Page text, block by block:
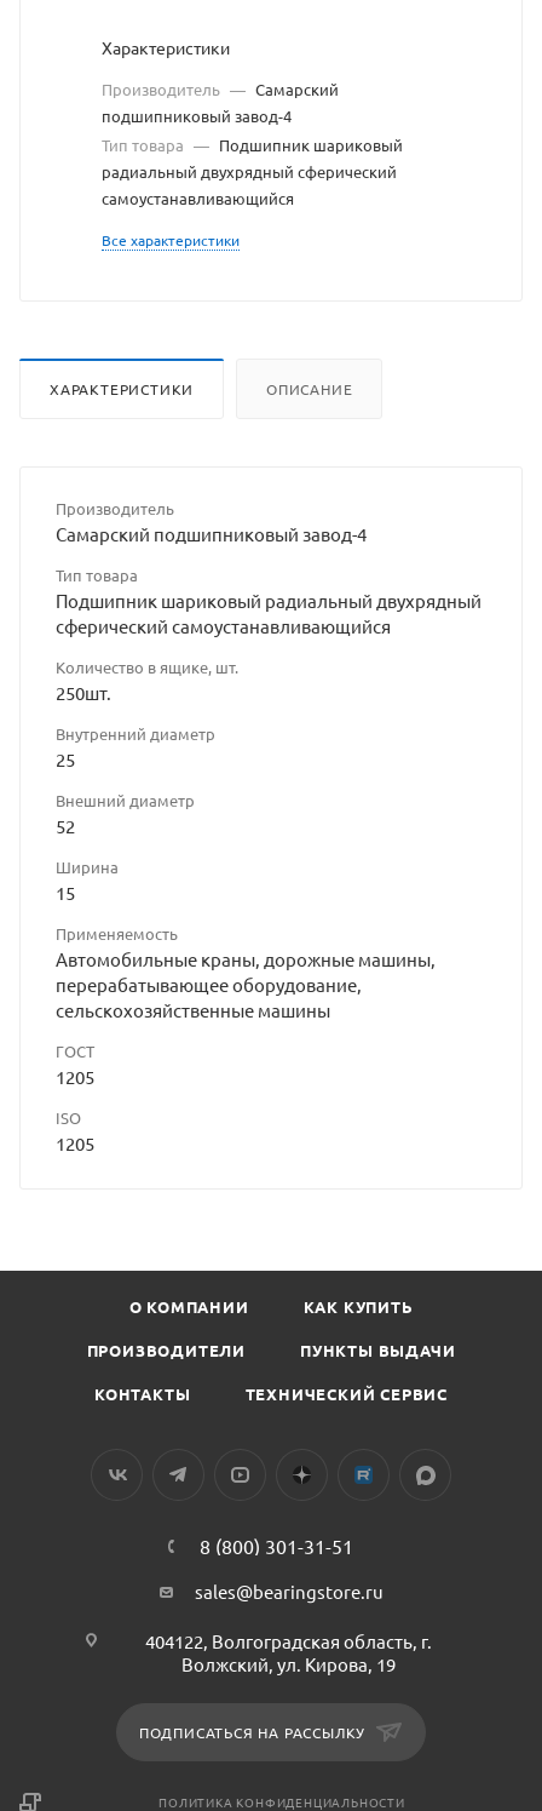
Характеристики
Производитель — Самарский
подшипниковый завод-4
Тип товара — Подшипник шариковый
радиальный двухрядный сферический
самоустанавливающийся
Все характеристики
ХАРАКТЕРИСТИКИ ОПИСАНИЕ
Производитель
Самарский подшипниковый завод-4
Тип товара
Подшипник шариковый радиальный двухрядный
сферический самоустанавливающийся
Количество в ящике, шт.
250шт.
Внутренний диаметр
25
Внешний диаметр
52
Ширина
15
Применяемость
Автомобильные краны, дорожные машины,
перерабатывающее оборудование,
сельскохозяйственные машины
ГОСТ
1205
ISO
1205
О КОМПАНИИ КАК КУПИТЬ
ПРОИЗВОДИТЕЛИ ПУНКТЫ ВЫДАЧИ
КОНТАКТЫ ТЕХНИЧЕСКИЙ СЕРВИС
8 (800) 301-31-51
sales@bearingstore.ru
404122, Волгоградская область, г.
Волжский, ул. Кирова, 19
ПОДПИСАТЬСЯ НА РАССЫЛКУ
ПОЛИТИКА КОНФИДЕНЦИАЛЬНОСТИ